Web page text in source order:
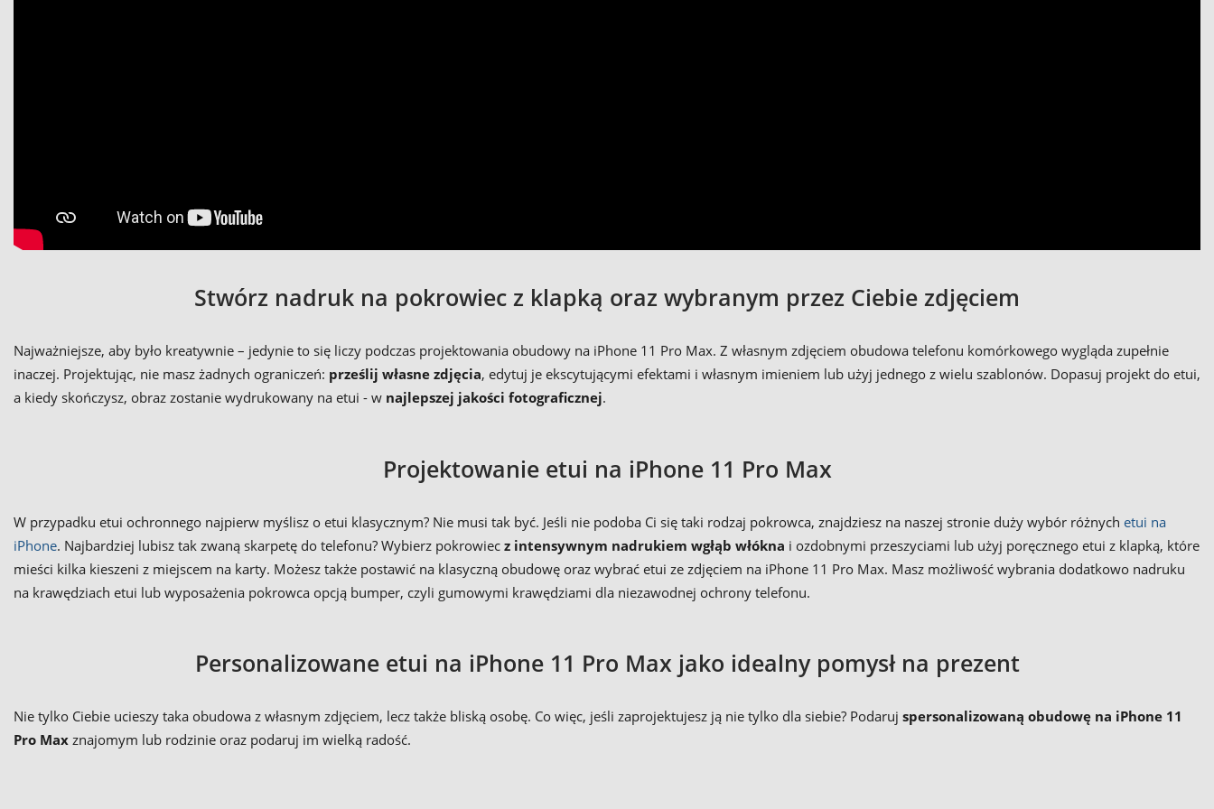
Stwórz nadruk na pokrowiec z klapką oraz wybranym przez Ciebie zdjęciem
Najważniejsze, aby było kreatywnie – jedynie to się liczy podczas projektowania obudowy na iPhone 11 Pro Max. Z własnym zdjęciem obudowa telefonu komórkowego wygląda zupełnie
inaczej. Projektując, nie masz żadnych ograniczeń: prześlij własne zdjęcia, edytuj je ekscytującymi efektami i własnym imieniem lub użyj jednego z wielu szablonów. Dopasuj projekt do etui,
a kiedy skończysz, obraz zostanie wydrukowany na etui - w najlepszej jakości fotograficznej.
Projektowanie etui na iPhone 11 Pro Max
W przypadku etui ochronnego najpierw myślisz o etui klasycznym? Nie musi tak być. Jeśli nie podoba Ci się taki rodzaj pokrowca, znajdziesz na naszej stronie duży wybór różnych etui na
iPhone. Najbardziej lubisz tak zwaną skarpetę do telefonu? Wybierz pokrowiec z intensywnym nadrukiem wgłąb włókna i ozdobnymi przeszyciami lub użyj poręcznego etui z klapką, które
mieści kilka kieszeni z miejscem na karty. Możesz także postawić na klasyczną obudowę oraz wybrać etui ze zdjęciem na iPhone 11 Pro Max. Masz możliwość wybrania dodatkowo nadruku
na krawędziach etui lub wyposażenia pokrowca opcją bumper, czyli gumowymi krawędziami dla niezawodnej ochrony telefonu.
Personalizowane etui na iPhone 11 Pro Max jako idealny pomysł na prezent
Nie tylko Ciebie ucieszy taka obudowa z własnym zdjęciem, lecz także bliską osobę. Co więc, jeśli zaprojektujesz ją nie tylko dla siebie? Podaruj spersonalizowaną obudowę na iPhone 11
Pro Max znajomym lub rodzinie oraz podaruj im wielką radość.